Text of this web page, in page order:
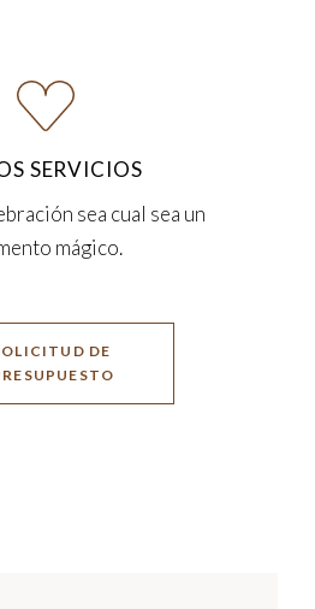
SERVICIOS
sea cual sea un
mágico.
DE